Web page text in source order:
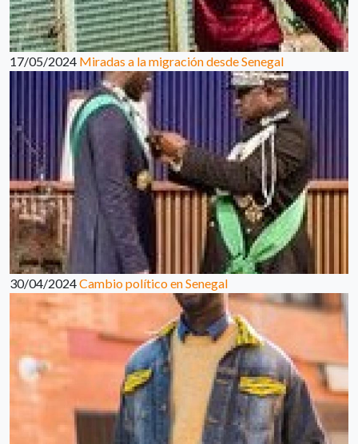
17/05/2024 Miradas a la migración desde Senegal
30/04/2024Cambio político en Senegal